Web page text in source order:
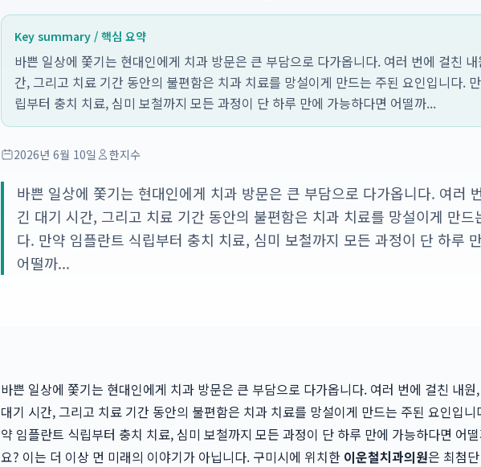
Key summary / 핵심 요약
바쁜 일상에 쫓기는 현대인에게 치과 방문은 큰 부담으로 다가옵니다. 여러 번에 걸친
간, 그리고 치료 기간 동안의 불편함은 치과 치료를 망설이게 만드는 주된 요인입니다.
립부터 충치 치료, 심미 보철까지 모든 과정이 단 하루 만에 가능하다면 어떨까...
2026년 6월 10일 한지수
바쁜 일상에 쫓기는 현대인에게 치과 방문은 큰 부담으로 다가옵니다. 여러
긴 대기 시간, 그리고 치료 기간 동안의 불편함은 치과 치료를 망설이게 만드
다. 만약 임플란트 식립부터 충치 치료, 심미 보철까지 모든 과정이 단 하루
어떨까...
바쁜 일상에 쫓기는 현대인에게 치과 방문은 큰 부담으로 다가옵니다. 여러 번에 걸친 내원
대기 시간, 그리고 치료 기간 동안의 불편함은 치과 치료를 망설이게 만드는 주된 요인입니
약 임플란트 식립부터 충치 치료, 심미 보철까지 모든 과정이 단 하루 만에 가능하다면 어
요? 이는 더 이상 먼 미래의 이야기가 아닙니다. 구미시에 위치한 이운철치과의원은 최첨